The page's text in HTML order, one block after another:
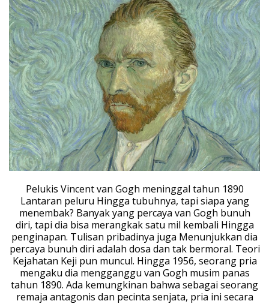
Pelukis Vincent van Gogh meninggal tahun 1890
Lantaran peluru Hingga tubuhnya, tapi siapa yang
menembak? Banyak yang percaya van Gogh bunuh
diri, tapi dia bisa merangkak satu mil kembali Hingga
penginapan. Tulisan pribadinya juga Menunjukkan dia
percaya bunuh diri adalah dosa dan tak bermoral. Teori
Kejahatan Keji pun muncul. Hingga 1956, seorang pria
mengaku dia mengganggu van Gogh musim panas
tahun 1890. Ada kemungkinan bahwa sebagai seorang
remaja antagonis dan pecinta senjata, pria ini secara